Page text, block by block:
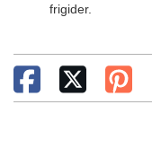
frigider.